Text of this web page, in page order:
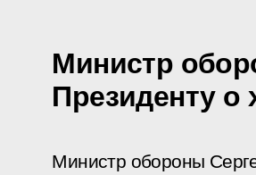
Министр
Президенту о
Министр обороны